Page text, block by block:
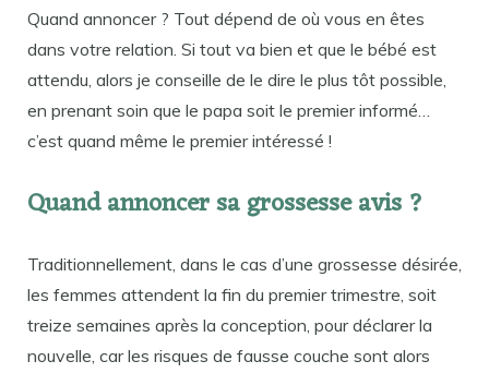
Quand annoncer ? Tout dépend de où vous en êtes
dans votre relation. Si tout va bien et que le bébé est
attendu, alors je conseille de le dire le plus tôt possible,
en prenant soin que le papa soit le premier informé…
c’est quand même le premier intéressé !
Quand annoncer sa grossesse avis ?
Traditionnellement, dans le cas d’une grossesse désirée,
les femmes attendent la fin du premier trimestre, soit
treize semaines après la conception, pour déclarer la
nouvelle, car les risques de fausse couche sont alors